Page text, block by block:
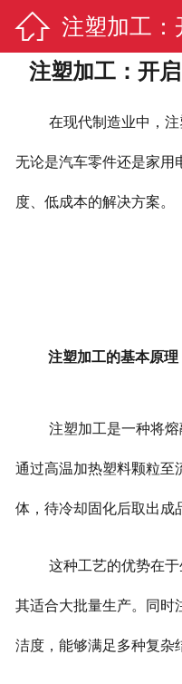
 注塑加工：
产的神
注塑加工：开
在现代制造业中，注
无论是汽车零件还是家用
度、低成本的解决方案。
注塑加工的基本原理
注塑加工是一种将熔
通过高温加热塑料颗粒至
体，待冷却固化后取出成
这种工艺的优势在
其适合大批量生产。同时
洁度，能够满足多种复杂